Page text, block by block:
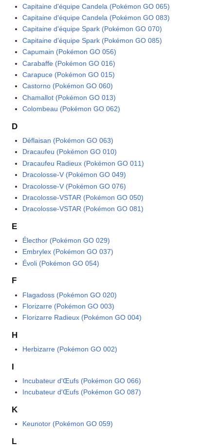
Capitaine d'équipe Candela (Pokémon GO 065)
Capitaine d'équipe Candela (Pokémon GO 083)
Capitaine d'équipe Spark (Pokémon GO 070)
Capitaine d'équipe Spark (Pokémon GO 085)
Capumain (Pokémon GO 056)
Carabaffe (Pokémon GO 016)
Carapuce (Pokémon GO 015)
Castorno (Pokémon GO 060)
Chamallot (Pokémon GO 013)
Colombeau (Pokémon GO 062)
D
Déflaisan (Pokémon GO 063)
Dracaufeu (Pokémon GO 010)
Dracaufeu Radieux (Pokémon GO 011)
Dracolosse-V (Pokémon GO 049)
Dracolosse-V (Pokémon GO 076)
Dracolosse-VSTAR (Pokémon GO 050)
Dracolosse-VSTAR (Pokémon GO 081)
E
Électhor (Pokémon GO 029)
Embrylex (Pokémon GO 037)
Évoli (Pokémon GO 054)
F
Flagadoss (Pokémon GO 020)
Florizarre (Pokémon GO 003)
Florizarre Radieux (Pokémon GO 004)
H
Herbizarre (Pokémon GO 002)
I
Incubateur d'Œufs (Pokémon GO 066)
Incubateur d'Œufs (Pokémon GO 087)
K
Keunotor (Pokémon GO 059)
L